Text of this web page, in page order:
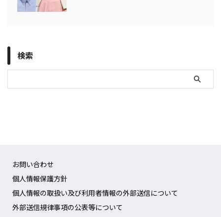
検索
お問い合わせ
個人情報保護方針
個人情報の取扱い及び利用者情報の外部送信について
外部送信規律事項の公表等について